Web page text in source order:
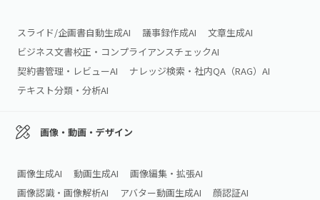
スライド/企画書自動生成AI 議事録作成AI
文章生成AI
ビジネス文書校正・コンプライアンスチェックAI
契約書管理・レビューAI
ナレッジ検索・社内QA（RAG）AI
テキスト分類・分析AI
画像・動画・デザイン
画像生成AI 動画生成AI
画像編集・拡張AI
画像認識・画像解析AI
アバター動画生成AI
顔認証AI